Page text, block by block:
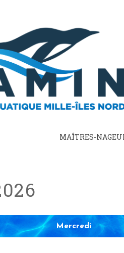
MAÎTRES-
Mercredi